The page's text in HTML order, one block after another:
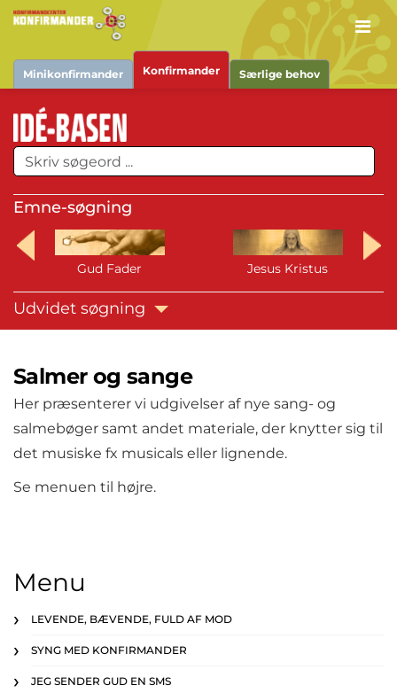
Minikonfirmander Konfirmander Særlige behov
Emne-søgning
Gud Fader Jesus Kristus
Udvidet søgning
Salmer og sange
Her præsenterer vi udgivelser af nye sang- og
salmebøger samt andet materiale, der knytter sig til
det musiske fx musicals eller lignende.
Se menuen til højre.
Menu
LEVENDE, BÆVENDE, FULD AF MOD
SYNG MED KONFIRMANDER
JEG SENDER GUD EN SMS